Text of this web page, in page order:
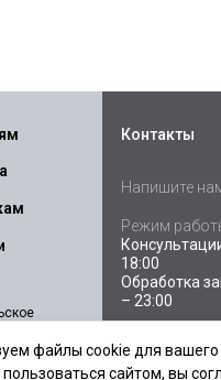
Контакты
Напишите
Режим
18:00
Обработка
– 23:00
E-mail:
файлы cookie для вашего
сайтом, вы